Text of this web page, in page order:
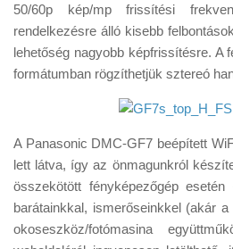
50/60p kép/mp frissítési
rendelkezésre álló kisebb
lehetőség nagyobb képfrissítésre. A
formátumban rögzíthetjük sztereó
A Panasonic DMC-GF7 beépített
lett látva, így az önmagunkról
összekötött fényképezőgép
barátainkkal, ismerőseinkkel (akár
okoseszköz/fotómasina